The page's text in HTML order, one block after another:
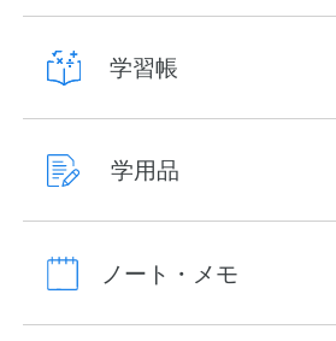
学習帳
学用品
ノート・メモ